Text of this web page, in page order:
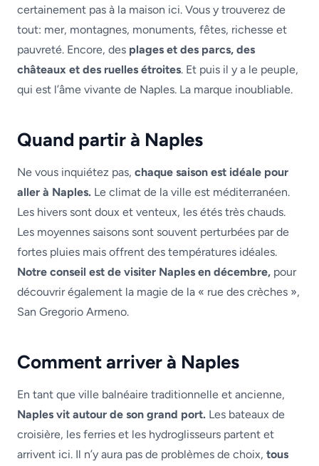
certainement pas à la maison ici. Vous y trouverez de
tout: mer, montagnes, monuments, fêtes, richesse et
pauvreté. Encore, des plages et des parcs, des
châteaux et des ruelles étroites. Et puis il y a le peuple,
qui est l’âme vivante de Naples. La marque inoubliable.
Quand partir à Naples
Ne vous inquiétez pas, chaque saison est idéale pour
aller à Naples. Le climat de la ville est méditerranéen.
Les hivers sont doux et venteux, les étés très chauds.
Les moyennes saisons sont souvent perturbées par de
fortes pluies mais offrent des températures idéales.
Notre conseil est de visiter Naples en décembre, pour
découvrir également la magie de la « rue des crèches »,
San Gregorio Armeno.
Comment arriver à Naples
En tant que ville balnéaire traditionnelle et ancienne,
Naples vit autour de son grand port. Les bateaux de
croisière, les ferries et les hydroglisseurs partent et
arrivent ici. Il n’y aura pas de problèmes de choix, tous